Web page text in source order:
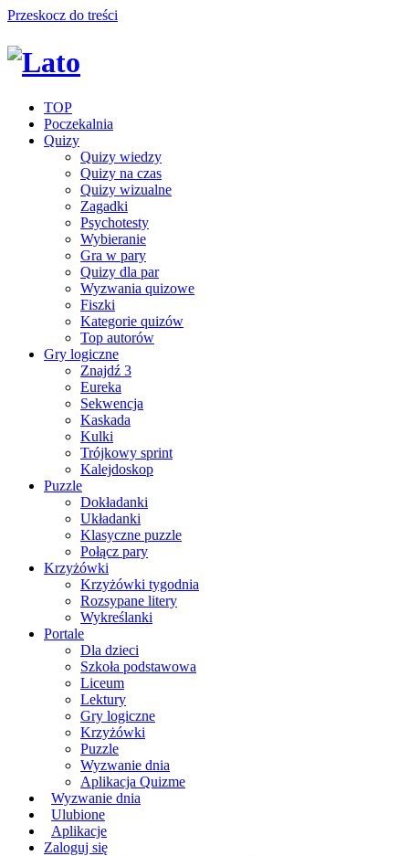
Przeskocz do treści
TOP
Poczekalnia
Quizy
Quizy wiedzy
Quizy na czas
Quizy wizualne
Zagadki
Psychotesty
Wybieranie
Gra w pary
Quizy dla par
Wyzwania quizowe
Fiszki
Kategorie quizów
Top autorów
Gry logiczne
Znajdź 3
Eureka
Sekwencja
Kaskada
Kulki
Trójkowy sprint
Kalejdoskop
Puzzle
Dokładanki
Układanki
Klasyczne puzzle
Połącz pary
Krzyżówki
Krzyżówki tygodnia
Rozsypane litery
Wykreślanki
Portale
Dla dzieci
Szkoła podstawowa
Liceum
Lektury
Gry logiczne
Krzyżówki
Puzzle
Wyzwanie dnia
Aplikacja Quizme
Wyzwanie dnia
Ulubione
Aplikacje
Zaloguj się